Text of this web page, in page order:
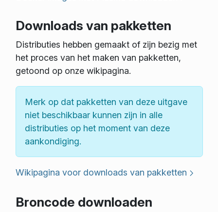
Downloads van pakketten
Distributies hebben gemaakt of zijn bezig met
het proces van het maken van pakketten,
getoond op onze wikipagina.
Merk op dat pakketten van deze uitgave
niet beschikbaar kunnen zijn in alle
distributies op het moment van deze
aankondiging.
Wikipagina voor downloads van pakketten
Broncode downloaden